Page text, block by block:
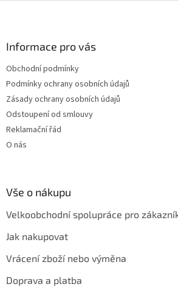
Informace pro vás
Obchodní podmínky
Podmínky ochrany osobních údajů
Zásady ochrany osobních údajů
Odstoupení od smlouvy
Reklamační řád
O nás
Vše o nákupu
Velkoobchodní spolupráce pro
Jak nakupovat
Vrácení zboží nebo výměna
Doprava a platba